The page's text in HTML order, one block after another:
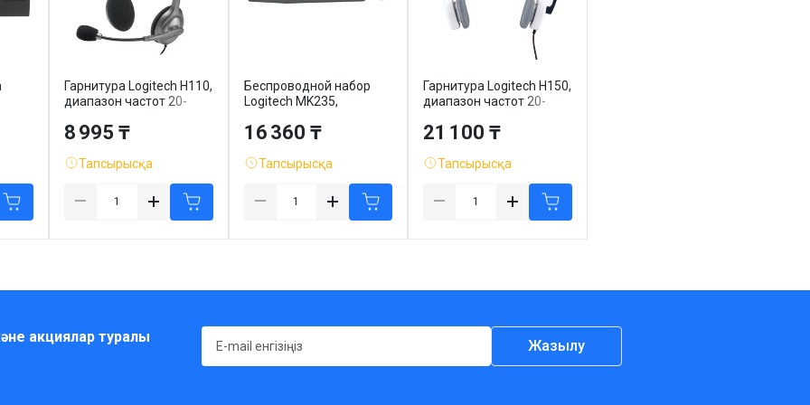
Гарнитура Logitech H110,
диапазон частот 20-
8 995 ₸
Тапсырысқа
Беспроводной набор
Logitech MK235,
оптическая мышь, ENG,
16 360 ₸
Тапсырысқа
Гарнитура Logitech H150,
диапазон частот 20-
21 100 ₸
Тапсырысқа
акциялар туралы
Жазылу